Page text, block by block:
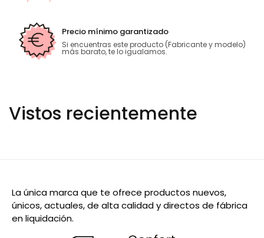
Precio mínimo garantizado
Si encuentras este producto (Fabricante y modelo)
más barato, te lo igualamos.
Vistos recientemente
La única marca que te ofrece productos nuevos,
únicos, actuales, de alta calidad y directos de fábrica
en liquidación.